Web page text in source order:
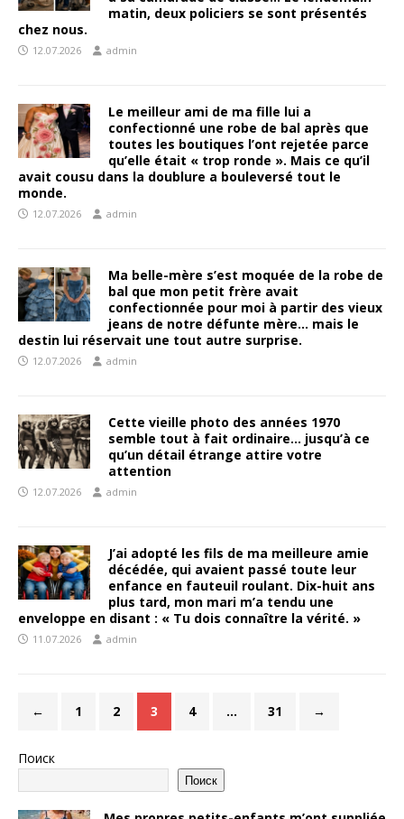
matin, deux policiers se sont présentés
chez nous.
12.07.2026 admin
Le meilleur ami de ma fille lui a
confectionné une robe de bal après que
toutes les boutiques l’ont rejetée parce
qu’elle était « trop ronde ». Mais ce qu’il
avait cousu dans la doublure a bouleversé tout le
monde.
12.07.2026 admin
Ma belle-mère s’est moquée de la robe de
bal que mon petit frère avait
confectionnée pour moi à partir des vieux
jeans de notre défunte mère… mais le
destin lui réservait une tout autre surprise.
12.07.2026 admin
Cette vieille photo des années 1970
semble tout à fait ordinaire… jusqu’à ce
qu’un détail étrange attire votre
attention
12.07.2026 admin
J’ai adopté les fils de ma meilleure amie
décédée, qui avaient passé toute leur
enfance en fauteuil roulant. Dix-huit ans
plus tard, mon mari m’a tendu une
enveloppe en disant : « Tu dois connaître la vérité. »
11.07.2026 admin
← 1 2 3 4 … 31 →
Поиск
Поиск